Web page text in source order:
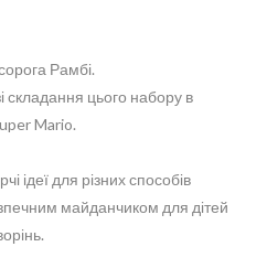
Рамбі.
складання цього набору в
Mario.
ідеї для різних способів
майданчиком для дітей